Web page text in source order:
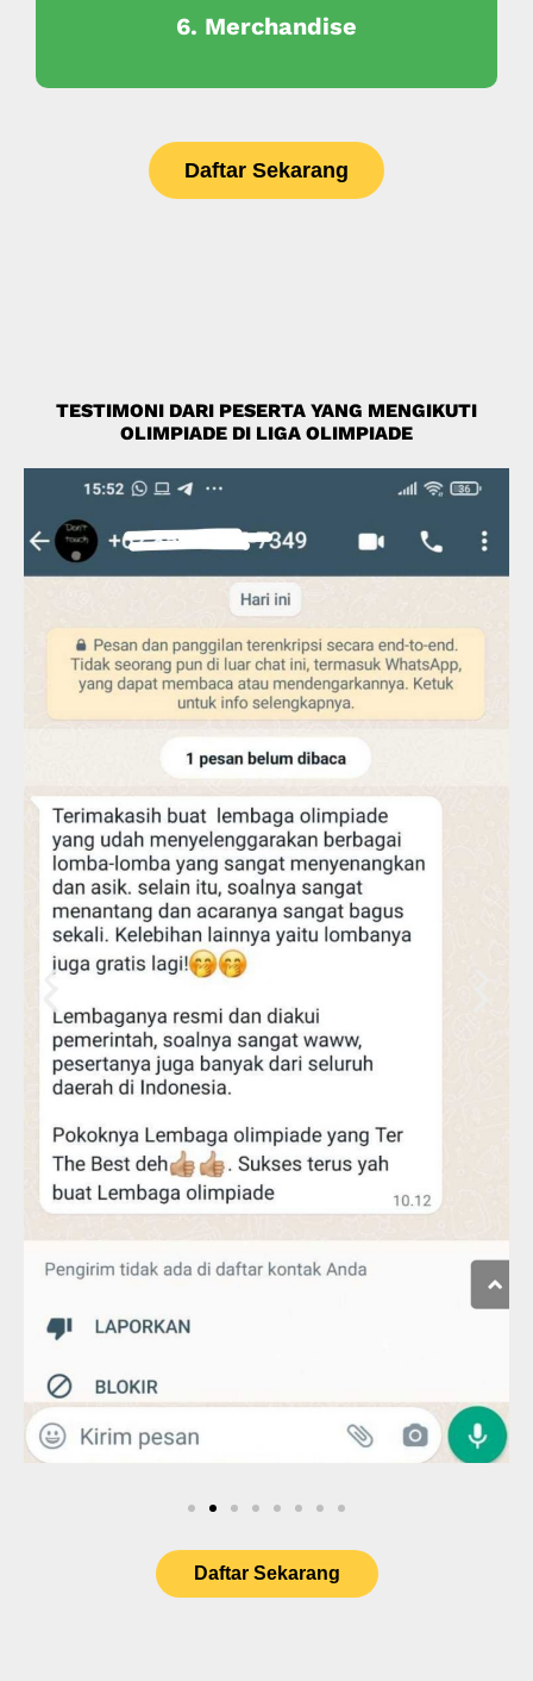
6. Merchandise
Daftar Sekarang
TESTIMONI DARI PESERTA YANG MENGIKUTI
OLIMPIADE DI LIGA OLIMPIADE
Daftar Sekarang